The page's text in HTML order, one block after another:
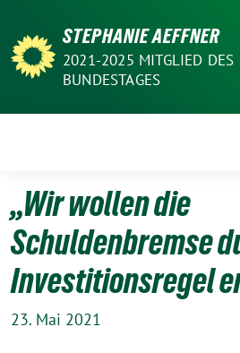
zum
Inhalt
STEPHANIE AEFFNER
2021-2025 MITGLIED DES
BUNDESTAGES
„Wir wollen die
Schuldenbremse
Investitionsregel
23. Mai 2021